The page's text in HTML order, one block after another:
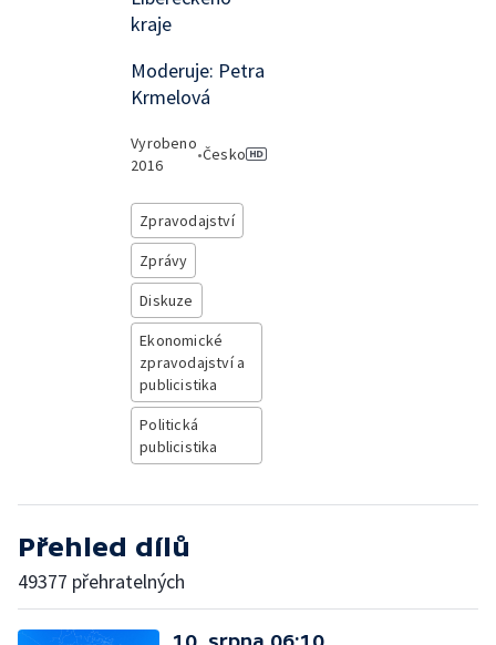
kraje
Moderuje: Petra
Krmelová
Vyrobeno
2016
•Česko
Zpravodajství
Zprávy
Diskuze
Ekonomické
zpravodajství a
publicistika
Politická
publicistika
Přehled dílů
49377 přehratelných